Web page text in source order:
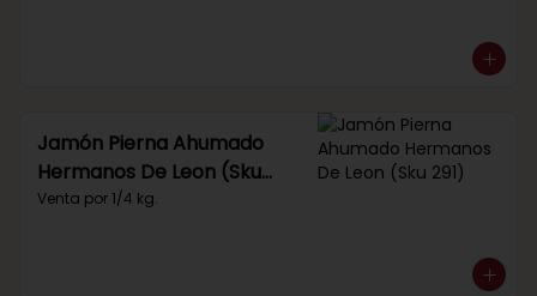
Jamón Pierna Ahumado
Hermanos De Leon (Sku
291)
Venta por 1/4 kg.